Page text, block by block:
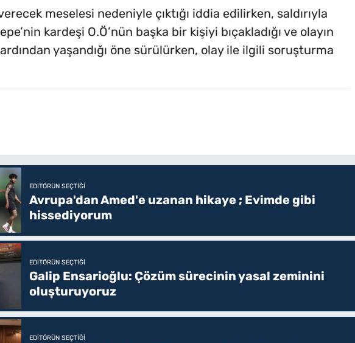
meselesi nedeniyle çıktığı iddia edilirken, saldırıyla
kardeşi O.Ö’nün başka bir kişiyi bıçakladığı ve olayın
yaşandığı öne sürülürken, olay ile ilgili soruşturma
EDITÖRÜN SEÇTIĞI
Avrupa'dan Amed'e uzanan hikaye ; Evimde gibi
hissediyorum
EDITÖRÜN SEÇTIĞI
Galip Ensarioğlu: Çözüm sürecinin yasal zeminini
oluşturuyoruz
EDITÖRÜN SEÇTIĞI